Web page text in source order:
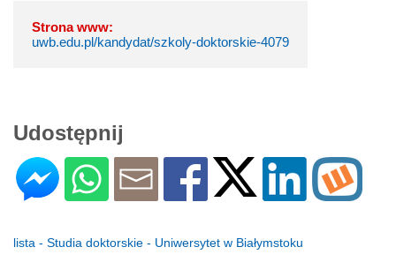
Strona www:
uwb.edu.pl/kandydat/szkoly-doktorskie-4079
Udostępnij
lista - Studia doktorskie - Uniwersytet w Białymstoku